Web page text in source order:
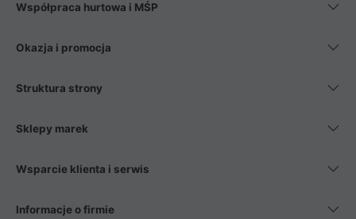
Współpraca hurtowa i MŚP
Okazja i promocja
Struktura strony
Sklepy marek
Wsparcie klienta i serwis
Informacje o firmie